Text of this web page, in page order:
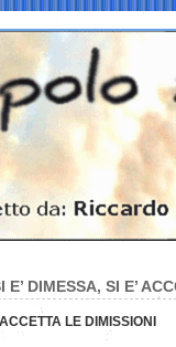
DIMESSA, SI E’
LE DIMISSIONI